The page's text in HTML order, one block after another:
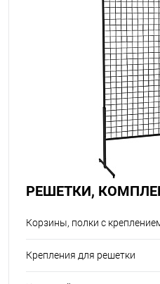
РЕШЕТКИ,
Корзины, полки с
Крепления для решетки